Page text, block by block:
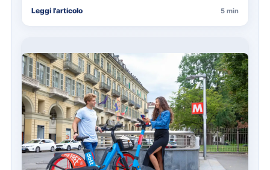
soprattutto…
Leggi l'articolo 5 min